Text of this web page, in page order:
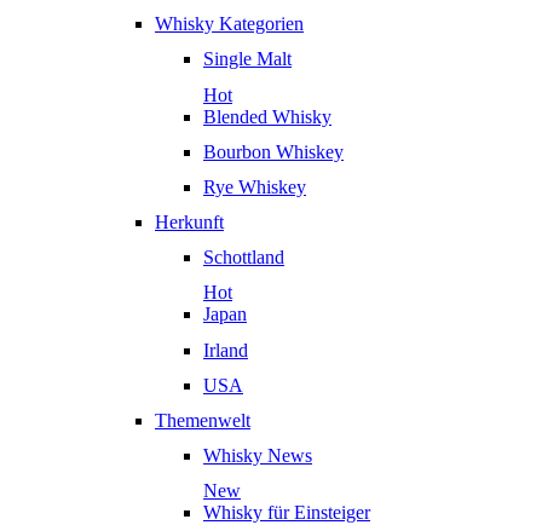
Whisky Kategorien
Single Malt
Hot
Blended Whisky
Bourbon Whiskey
Rye Whiskey
Herkunft
Schottland
Hot
Japan
Irland
USA
Themenwelt
Whisky News
New
Whisky für Einsteiger